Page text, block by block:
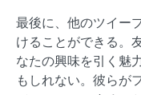
最後に、他のツイー
けることができる。
なたの興味を引く魅
もしれない。彼らが